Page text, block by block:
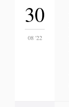
30
08 '22